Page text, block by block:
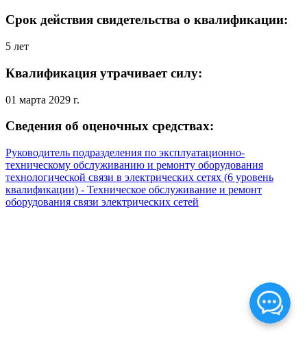
Срок действия свидетельства о квалификации:
5 лет
Квалификация утрачивает силу:
01 марта 2029 г.
Сведения об оценочных средствах:
Руководитель подразделения по эксплуатационно-
техническому обслуживанию и ремонту оборудования
технологической связи в электрических сетях (6 уровень
квалификации) - Техническое обслуживание и ремонт
оборудования связи электрических сетей